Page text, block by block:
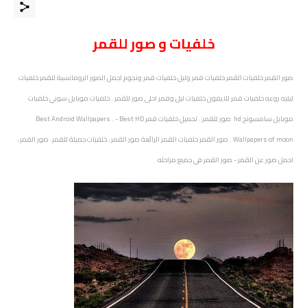
خلفيات و صور للقمر
صور القمر خلفيات القمر خلفيات قمر وليل خلفيات قمر ونجوم اجمل الصور الرومانسية للقمر خلفيات
ليليه روعه خلفيات قمر للايفون خلفيات ليل وقمر احلى صور للقمر . خلفيات موبايل سوني خلفيات
موبايل سامسونج hd صور للقمر . تحميل خلفيات قمر Best Android Wallpapers . - Best HD
Wallpapers of moon . صور القمر خلفيات القمر الرائعة صور القمر ، خلفيات جميلة للقمر. صور القمر ،
اجمل صور عن القمر - صور القمر في جميع مراحله